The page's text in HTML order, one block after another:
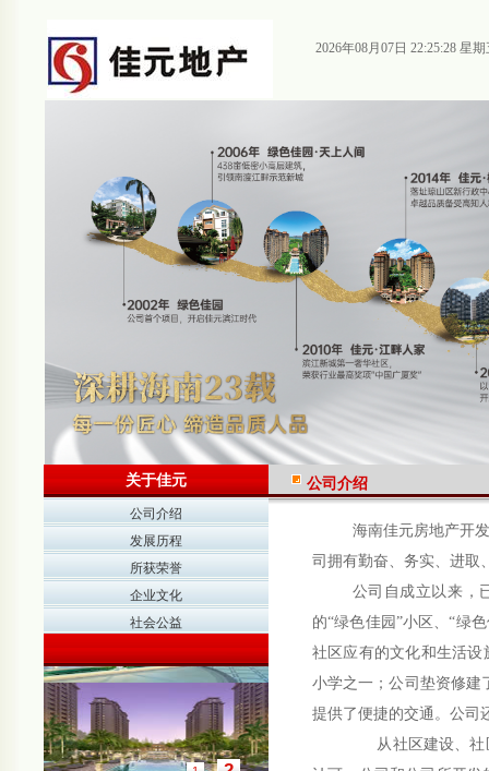
2026年08月07日 22:25:28 星期
关于佳元
公司介绍
发展历程
所获荣誉
企业文化
社会公益
公司介绍
海南佳元房地产开发有
司拥有勤奋、务实、进取
公司自成立以来，已
的“绿色佳园”小区、“绿
社区应有的文化和生活
小学之一；公司垫资修建
提供了便捷的交通。公司
从社区建设、社区配